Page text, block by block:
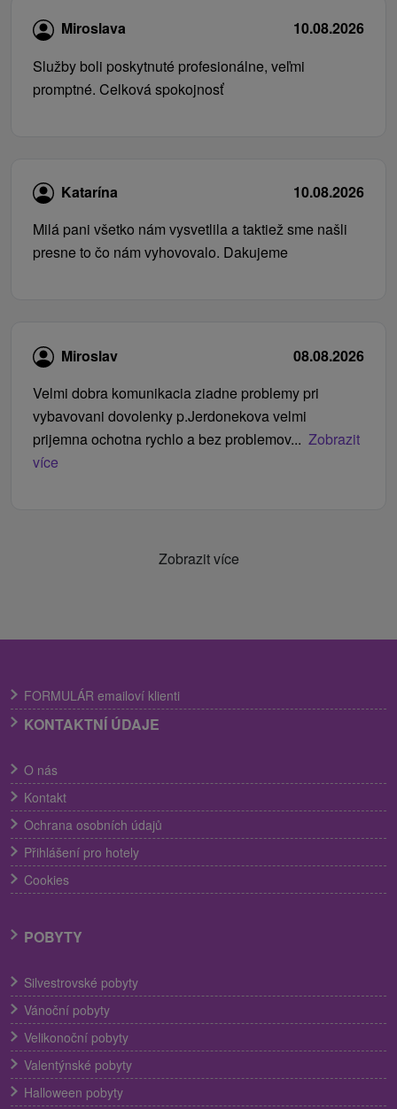
Miroslava
10.08.2026
Služby boli poskytnuté profesionálne, veľmi
promptné. Celková spokojnosť
Katarína
10.08.2026
Milá pani všetko nám vysvetlila a taktiež sme našli
presne to čo nám vyhovovalo. Dakujeme
Miroslav
08.08.2026
Velmi dobra komunikacia ziadne problemy pri
vybavovani dovolenky p.Jerdonekova velmi
prijemna ochotna rychlo a bez problemov... Zobrazit
více
Zobrazit více
FORMULÁR emailoví klienti
KONTAKTNÍ ÚDAJE
O nás
Kontakt
Ochrana osobních údajů
Přihlášení pro hotely
Cookies
POBYTY
Silvestrovské pobyty
Vánoční pobyty
Velikonoční pobyty
Valentýnské pobyty
Halloween pobyty